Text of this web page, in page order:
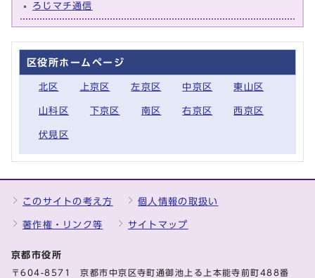
ろじマチ通信
区役所ホームページ
北区 上京区 左京区 中京区 東山区
山科区 下京区 南区 右京区 西京区
伏見区
このサイトの考え方 個人情報の取扱い
著作権・リンク等 サイトマップ
京都市役所
〒604-8571 京都市中京区寺町通御池上る上本能寺前町488番